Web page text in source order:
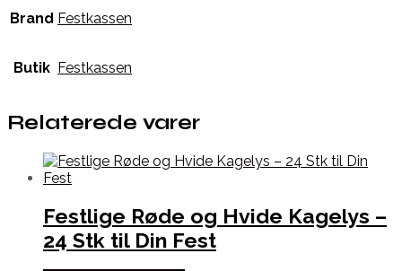
Brand Festkassen
Butik Festkassen
Relaterede varer
Festlige Røde og Hvide Kagelys –
24 Stk til Din Fest